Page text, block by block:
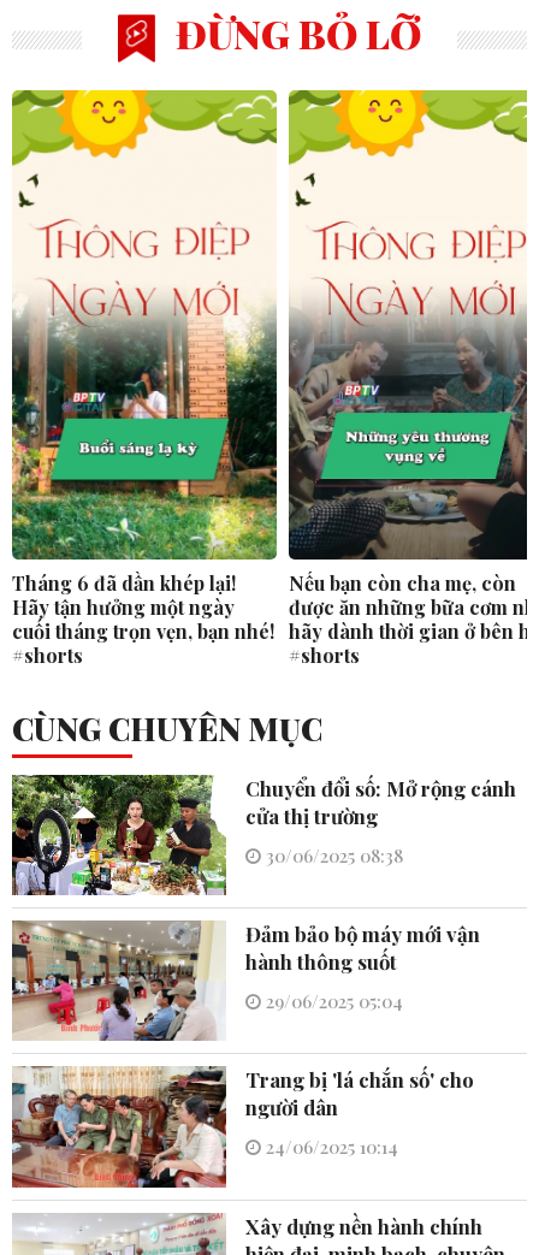
ĐỪNG BỎ LỠ
Tháng 6 đã dần khép lại!
Hãy tận hưởng một ngày
cuối tháng trọn vẹn, bạn nhé!
#shorts
Nếu bạn còn cha mẹ, còn
được ăn những bữa cơm
hãy dành thời gian ở bên
#shorts
CÙNG CHUYÊN MỤC
Chuyển đổi số: Mở rộng cánh
cửa thị trường
30/06/2025 08:38
Đảm bảo bộ máy mới vận
hành thông suốt
29/06/2025 05:04
Trang bị 'lá chắn số' cho
người dân
24/06/2025 10:14
Xây dựng nền hành chính